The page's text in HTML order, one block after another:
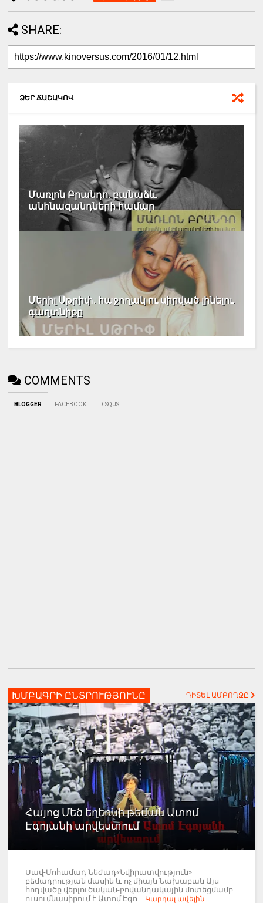
SHARE:
ՁԵՐ ՃԱՇԱԿՈՎ
Մառլոն Բրանդո. բանաձև
անհնազանդների համար
Մերիլ Սթրիփ. հաջողակ ու սիրված լինելու
գաղտնիքը
COMMENTS
BLOGGER FACEBOOK DISQUS
ԽՄԲԱԳՐԻ ԸՆՏՐՈՒԹՅՈՒՆԸ ԴԻՏԵԼ ԱՄԲՈՂՋԸ
Հայոց Մեծ եղեռնի թեման Ատոմ
Էգոյանի արվեստում
Սավ-Մոհամադ Նեժադ«Նվիրատվություն»
բեմադրության մասին և ոչ միայն Նախաբան Այս
հոդվածը վերլուծական-բովանդակային մոտեցմամբ
ուսումնասիրում է Ատոմ Էգո... Կարդալ ավելին